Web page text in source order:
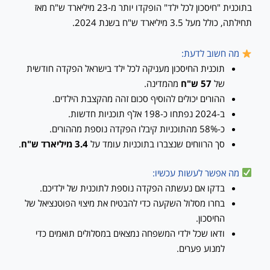
בתוכנית "חיסכון לכל ילד" הופקדו יותר מ-23 מיליארד ש"ח מאז
תחילתה, כולל מעל 3.5 מיליארד ש"ח בשנת 2024.
מה חשוב לדעת:
תוכנית החיסכון מעניקה לכל ילד בישראל הפקדה חודשית
של 57 ש"ח
מהמדינה.
ההורים יכולים להוסיף סכום זהה מהקצבת הילדים.
ב-2024 נפתחו כ-198 אלף תוכניות חדשות.
כ-58% מהתוכניות קיבלו הפקדה נוספת מההורים.
סך הרווחים שנצברו בתוכניות עומד על 3.4 מיליארד ש"ח .
מה אפשר לעשות עכשיו:
בדקו אם נעשתה הפקדה נוספת לתוכנית של ילדיכם.
בחרו מסלול השקעה כדי להבטיח את מיצוי הפוטנציאל של
החיסכון.
ודאו שכל ילדי המשפחה נמצאים במסלולים תואמים כדי
למנוע פערים.